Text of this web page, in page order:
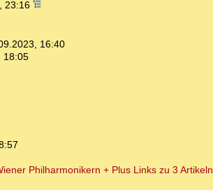
23:16
16:40
18:05
Philharmonikern + Plus Links zu 3 Artikeln